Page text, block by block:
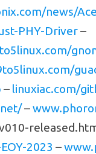
news/
PHY-Driver–
– linuxiac.com/
–
2023 –